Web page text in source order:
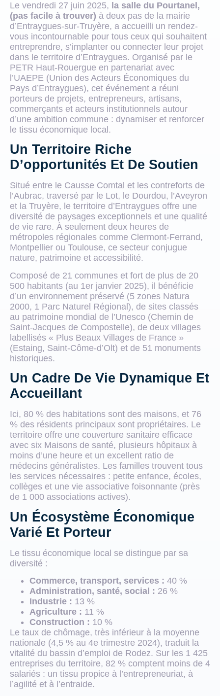
Le vendredi 27 juin 2025, la salle du Pourtanel,
(pas facile à trouver) à deux pas de la mairie
d’Entraygues-sur-Truyère, a accueilli un rendez-
vous incontournable pour tous ceux qui souhaitent
entreprendre, s’implanter ou connecter leur projet
dans le territoire d’Entraygues. Organisé par le
PETR Haut-Rouergue en partenariat avec
l’UAEPE (Union des Acteurs Économiques du
Pays d’Entraygues), cet événement a réuni
porteurs de projets, entrepreneurs, artisans,
commerçants et acteurs institutionnels autour
d’une ambition commune : dynamiser et renforcer
le tissu économique local.
Un Territoire Riche
D’opportunités Et De Soutien
Situé entre le Causse Comtal et les contreforts de
l’Aubrac, traversé par le Lot, le Dourdou, l’Aveyron
et la Truyère, le territoire d’Entraygues offre une
diversité de paysages exceptionnels et une qualité
de vie rare. À seulement deux heures de
métropoles régionales comme Clermont-Ferrand,
Montpellier ou Toulouse, ce secteur conjugue
nature, patrimoine et accessibilité.
Composé de 21 communes et fort de plus de 20
500 habitants (au 1er janvier 2025), il bénéficie
d’un environnement préservé (5 zones Natura
2000, 1 Parc Naturel Régional), de sites classés
au patrimoine mondial de l’Unesco (Chemin de
Saint-Jacques de Compostelle), de deux villages
labellisés « Plus Beaux Villages de France »
(Estaing, Saint-Côme-d’Olt) et de 51 monuments
historiques.
Un Cadre De Vie Dynamique Et
Accueillant
Ici, 80 % des habitations sont des maisons, et 76
% des résidents principaux sont propriétaires. Le
territoire offre une couverture sanitaire efficace
avec six Maisons de santé, plusieurs hôpitaux à
moins d’une heure et un excellent ratio de
médecins généralistes. Les familles trouvent tous
les services nécessaires : petite enfance, écoles,
collèges et une vie associative foisonnante (près
de 1 000 associations actives).
Un Écosystème Économique
Varié Et Porteur
Le tissu économique local se distingue par sa
diversité :
Commerce, transport, services : 40 %
Administration, santé, social : 26 %
Industrie : 13 %
Agriculture : 11 %
Construction : 10 %
Le taux de chômage, très inférieur à la moyenne
nationale (4,5 % au 4e trimestre 2024), traduit la
vitalité du bassin d’emploi de Rodez. Sur les 1 425
entreprises du territoire, 82 % comptent moins de 4
salariés : un tissu propice à l’entrepreneuriat, à
l’agilité et à l’entraide.